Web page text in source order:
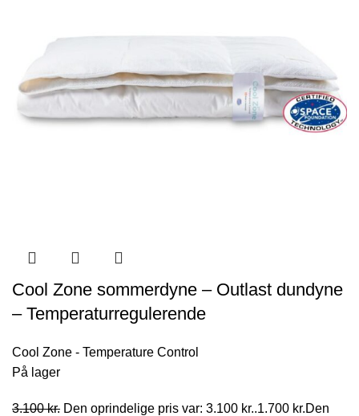
Cool Zone sommerdyne – Outlast dundyne
– Temperaturregulerende
Cool Zone - Temperature Control
På lager
3.100kr. Den oprindelige pris var: 3.100 kr..1.700 kr.Den